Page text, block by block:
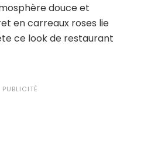
douce et
en carreaux roses lie
ce look de restaurant
PUBLICITÉ